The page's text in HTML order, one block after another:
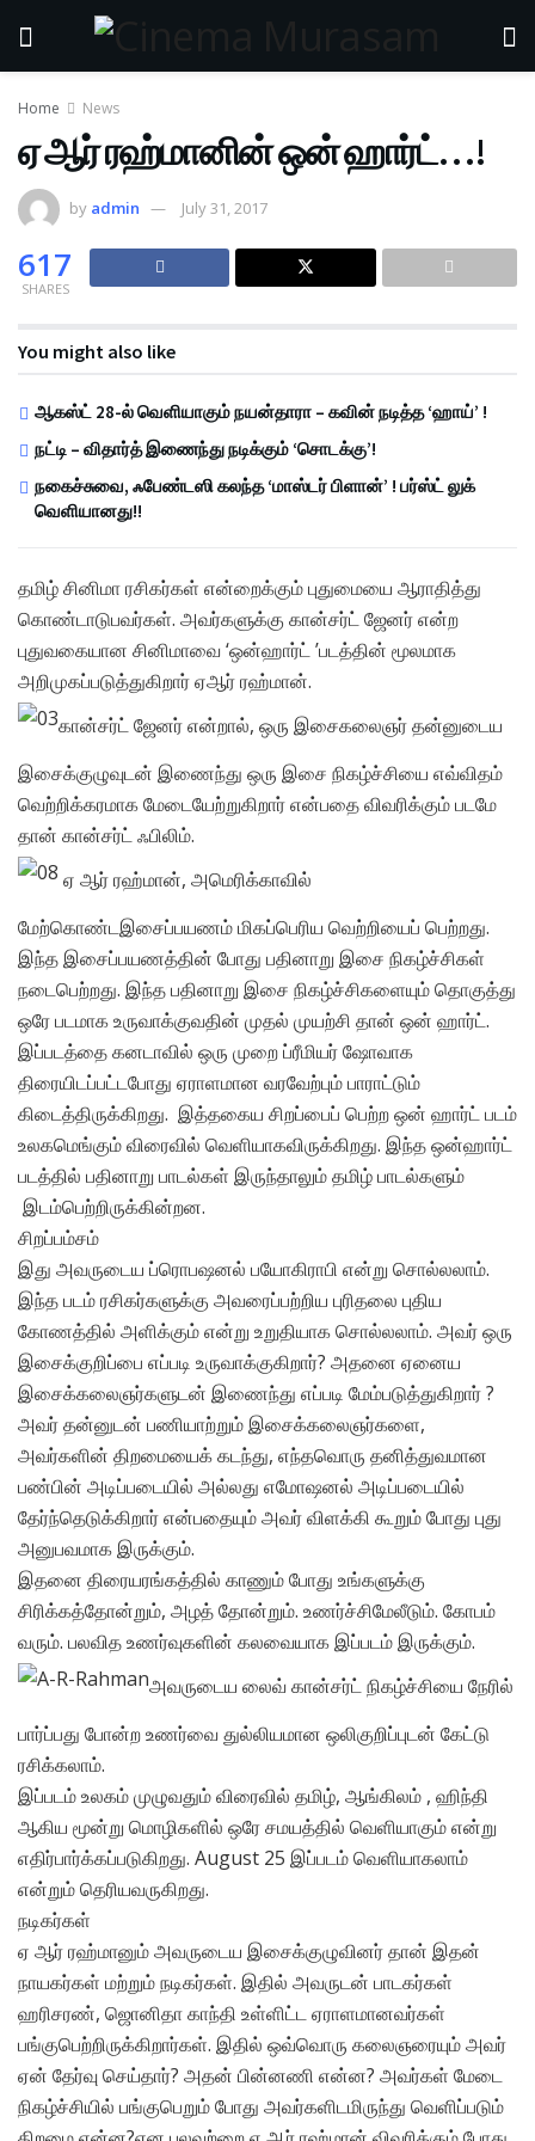
Home News
ஏ ஆர் ரஹ்மானின் ஒன் ஹார்ட்…!
by admin July 31, 2017
617
SHARES
You might also like
ஆகஸ்ட் 28-ல் வெளியாகும் நயன்தாரா – கவின் நடித்த ‘ஹாய்’ !
நட்டி – விதார்த் இணைந்து நடிக்கும் ‘சொடக்கு’!
நகைச்சுவை, ஃபேண்டஸி கலந்த ‘மாஸ்டர் பிளான்’ ! பர்ஸ்ட் லுக்
வெளியானது!!
தமிழ் சினிமா ரசிகர்கள் என்றைக்கும் புதுமையை ஆராதித்து
கொண்டாடுபவர்கள். அவர்களுக்கு கான்சர்ட் ஜேனர் என்ற
புதுவகையான சினிமாவை ‘ஒன்ஹார்ட் ’படத்தின் மூலமாக
அறிமுகப்படுத்துகிறார் ஏஆர் ரஹ்மான்.
கான்சர்ட் ஜேனர் என்றால், ஒரு இசைகலைஞர் தன்னுடைய
இசைக்குழுவுடன் இணைந்து ஒரு இசை நிகழ்ச்சியை எவ்விதம்
வெற்றிக்கரமாக மேடையேற்றுகிறார் என்பதை விவரிக்கும் படமே
தான் கான்சர்ட் ஃபிலிம்.
ஏ ஆர் ரஹ்மான், அமெரிக்காவில்
மேற்கொண்டஇசைப்பயணம் மிகப்பெரிய வெற்றியைப் பெற்றது.
இந்த இசைப்பயணத்தின் போது பதினாறு இசை நிகழ்ச்சிகள்
நடைபெற்றது. இந்த பதினாறு இசை நிகழ்ச்சிகளையும் தொகுத்து
ஒரே படமாக உருவாக்குவதின் முதல் முயற்சி தான் ஒன் ஹார்ட்.
இப்படத்தை கனடாவில் ஒரு முறை ப்ரீமியர் ஷோவாக
திரையிடப்பட்டபோது ஏராளமான வரவேற்பும் பாராட்டும்
கிடைத்திருக்கிறது. இத்தகைய சிறப்பைப் பெற்ற ஒன் ஹார்ட் படம்
உலகமெங்கும் விரைவில் வெளியாகவிருக்கிறது. இந்த ஒன்ஹார்ட்
படத்தில் பதினாறு பாடல்கள் இருந்தாலும் தமிழ் பாடல்களும்
இடம்பெற்றிருக்கின்றன.
சிறப்பம்சம்
இது அவருடைய ப்ரொபஷனல் பயோகிராபி என்று சொல்லலாம்.
இந்த படம் ரசிகர்களுக்கு அவரைப்பற்றிய புரிதலை புதிய
கோணத்தில் அளிக்கும் என்று உறுதியாக சொல்லலாம். அவர் ஒரு
இசைக்குறிப்பை எப்படி உருவாக்குகிறார்? அதனை ஏனைய
இசைக்கலைஞர்களுடன் இணைந்து எப்படி மேம்படுத்துகிறார் ?
அவர் தன்னுடன் பணியாற்றும் இசைக்கலைஞர்களை,
அவர்களின் திறமையைக் கடந்து, எந்தவொரு தனித்துவமான
பண்பின் அடிப்படையில் அல்லது எமோஷனல் அடிப்படையில்
தேர்ந்தெடுக்கிறார் என்பதையும் அவர் விளக்கி கூறும் போது புது
அனுபவமாக இருக்கும்.
இதனை திரையரங்கத்தில் காணும் போது உங்களுக்கு
சிரிக்கத்தோன்றும், அழத் தோன்றும். உணர்ச்சிமேலீடும். கோபம்
வரும். பலவித உணர்வுகளின் கலவையாக இப்படம் இருக்கும்.
அவருடைய லைவ் கான்சர்ட் நிகழ்ச்சியை நேரில்
பார்ப்பது போன்ற உணர்வை துல்லியமான ஒலிகுறிப்புடன் கேட்டு
ரசிக்கலாம்.
இப்படம் உலகம் முழுவதும் விரைவில் தமிழ், ஆங்கிலம் , ஹிந்தி
ஆகிய மூன்று மொழிகளில் ஒரே சமயத்தில் வெளியாகும் என்று
எதிர்பார்க்கப்படுகிறது. August 25 இப்படம் வெளியாகலாம்
என்றும் தெரியவருகிறது.
நடிகர்கள்
ஏ ஆர் ரஹ்மானும் அவருடைய இசைக்குழுவினர் தான் இதன்
நாயகர்கள் மற்றும் நடிகர்கள். இதில் அவருடன் பாடகர்கள்
ஹரிசரண், ஜொனிதா காந்தி உள்ளிட்ட ஏராளமானவர்கள்
பங்குபெற்றிருக்கிறார்கள். இதில் ஒவ்வொரு கலைஞரையும் அவர்
ஏன் தேர்வு செய்தார்? அதன் பின்னணி என்ன? அவர்கள் மேடை
நிகழ்ச்சியில் பங்குபெறும் போது அவர்களிடமிருந்து வெளிப்படும்